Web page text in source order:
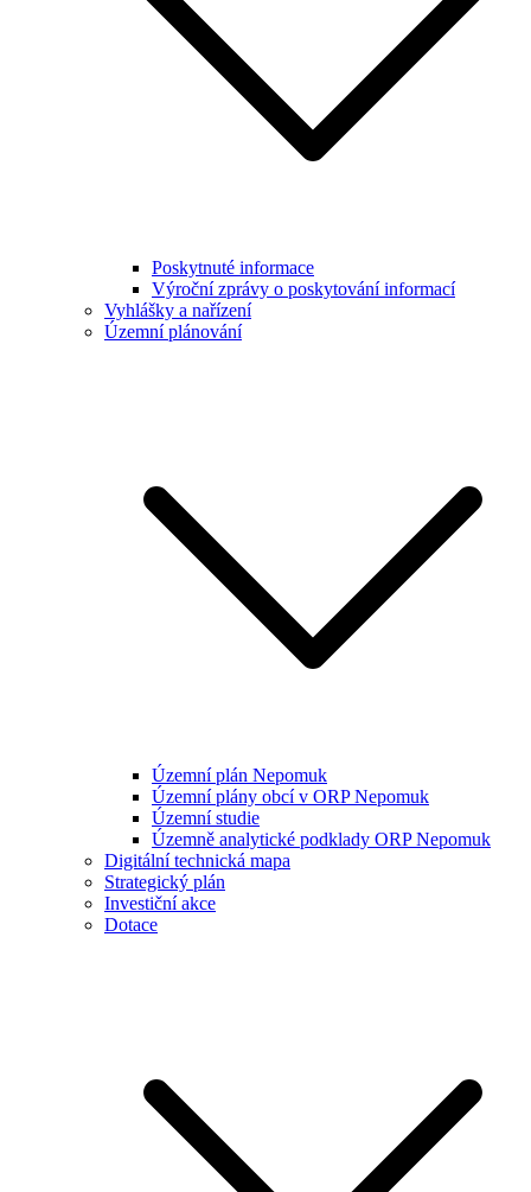
Poskytnuté informace
Výroční zprávy o poskytování informací
Vyhlášky a nařízení
Územní plánování
Územní plán Nepomuk
Územní plány obcí v ORP Nepomuk
Územní studie
Územně analytické podklady ORP Nepomuk
Digitální technická mapa
Strategický plán
Investiční akce
Dotace